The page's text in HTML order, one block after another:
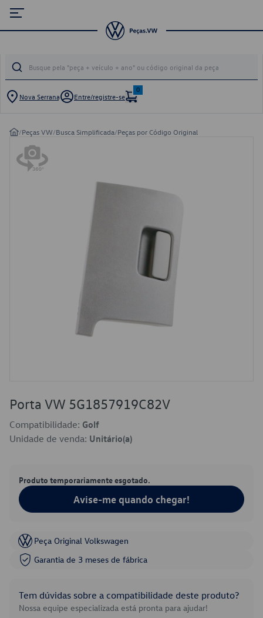
Nova Serrana Entre/registre-se
0
/Peças VW/Busca Simplificada/Peças por Código Original
Porta VW 5G1857919C82V
Compatibilidade: Golf
Unidade de venda: Unitário(a)
Produto temporariamente esgotado.
Avise-me quando chegar!
Peça Original Volkswagen
Garantia de 3 meses de fábrica
Tem dúvidas sobre a compatibilidade deste produto?
Nossa equipe especializada está pronta para ajudar!